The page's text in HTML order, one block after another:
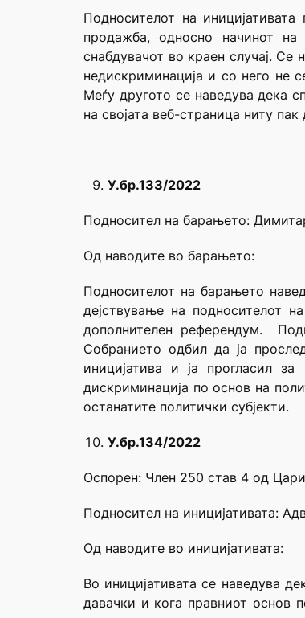
Подносителот на
продажба, односно начинот на
снабдувачот во краен случај. Се
недискриминација и со него не
Меѓу другото се наведува дека
на својата веб-страница ниту
У.бр.133/2022
Подносител на барањето:
Од наводите во барањето:
Подносителот на барањето
дејствување на подносителот
дополнителен референдум.
Собранието одбил да ја
иницијатива и ја прогласил
дискриминација по основ на
останатите политички субјекти.
У.бр.134/2022
Оспорен: Член 250 став 4 од
Подносител на иницијативата:
Од наводите во иницијативата:
Во иницијативата се наведува
давачки и кога правниот основ